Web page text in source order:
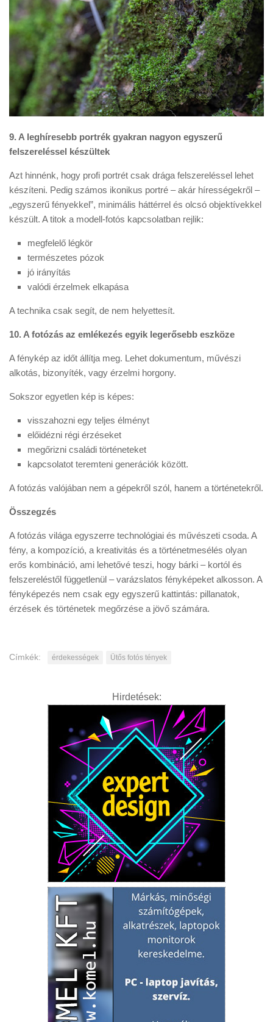
9. A leghíresebb portrék gyakran nagyon egyszerű
felszereléssel készültek
Azt hinnénk, hogy profi portrét csak drága felszereléssel lehet
készíteni. Pedig számos ikonikus portré – akár hírességekről –
„egyszerű fényekkel”, minimális háttérrel és olcsó objektívekkel
készült. A titok a modell-fotós kapcsolatban rejlik:
megfelelő légkör
természetes pózok
jó irányítás
valódi érzelmek elkapása
A technika csak segít, de nem helyettesít.
10. A fotózás az emlékezés egyik legerősebb eszköze
A fénykép az időt állítja meg. Lehet dokumentum, művészi
alkotás, bizonyíték, vagy érzelmi horgony.
Sokszor egyetlen kép is képes:
visszahozni egy teljes élményt
előidézni régi érzéseket
megőrizni családi történeteket
kapcsolatot teremteni generációk között.
A fotózás valójában nem a gépekről szól, hanem a történetekről.
Összegzés
A fotózás világa egyszerre technológiai és művészeti csoda. A
fény, a kompozíció, a kreativitás és a történetmesélés olyan
erős kombináció, ami lehetővé teszi, hogy bárki – kortól és
felszereléstől függetlenül – varázslatos fényképeket alkosson. A
fényképezés nem csak egy egyszerű kattintás: pillanatok,
érzések és történetek megőrzése a jövő számára.
Címkék: érdekességek Ütős fotós tények
Hirdetések: